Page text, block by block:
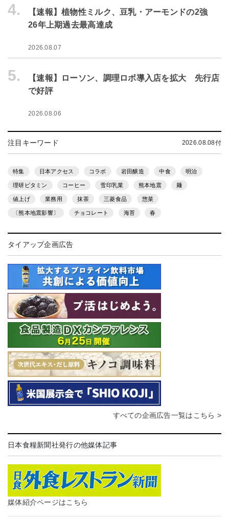
4.
【速報】植物性ミルク、豆乳・アーモンドの2強
26年上期過去最高達成
2026.08.07
5.
【速報】ローソン、調理ロボ導入店を拡大 先行店
で好評
2026.08.06
注目キーワード 2026.08.08付
特集 日本アクセス コラボ 岩田醸造 中食 明治
理研ビタミン コーヒー 雪印乳業 熊本地震 麺
値上げ 業務用 抹茶 三菱食品 惣菜
〔熊本地震影響〕 チョコレート 海苔 春
タイアップ企画広告
すべての企画広告一覧はこちら >
日本食糧新聞社発行の他媒体記事
媒体紹介ページはこちら